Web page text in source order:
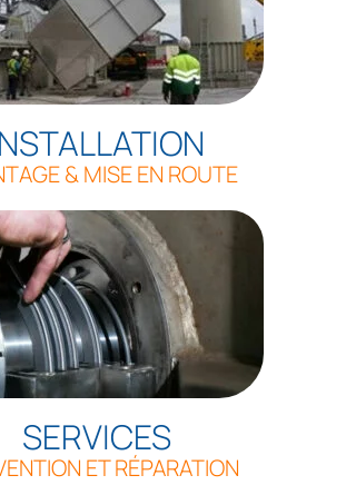
& MISE EN ROUTE
SERVICES
ET RÉPARATION